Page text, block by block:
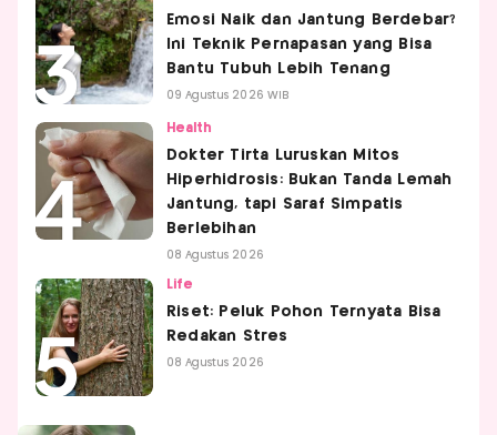
Emosi Naik dan Jantung Berdebar?
Ini Teknik Pernapasan yang Bisa
Bantu Tubuh Lebih Tenang
09 Agustus 2026 WIB
Health
Dokter Tirta Luruskan Mitos
Hiperhidrosis: Bukan Tanda Lemah
Jantung, tapi Saraf Simpatis
Berlebihan
08 Agustus 2026
Life
Riset: Peluk Pohon Ternyata Bisa
Redakan Stres
08 Agustus 2026